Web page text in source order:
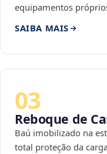
equipamentos
SAIBA MAIS
03
Reboque de
Baú imobilizado na
total proteção da